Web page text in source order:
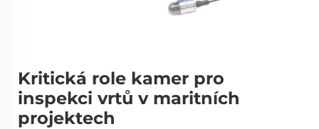
Kritická role kamer pro
inspekci vrtů v maritních
projektech